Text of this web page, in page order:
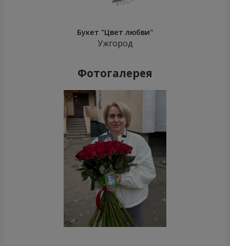
Букет "Цвет любви"
Ужгород
Фотогалерея